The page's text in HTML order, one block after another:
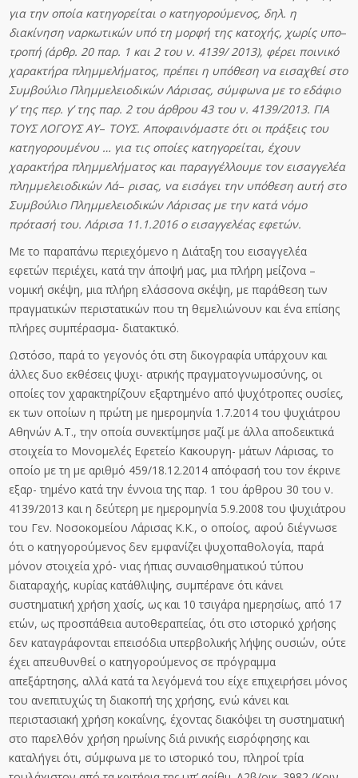
για την οποία κατηγορείται ο κατηγορούμενος, δηλ. η
διακίνηση ναρκωτικών υπό τη μορφή της κατοχής, χωρίς υπο–
τροπή (άρθρ. 20 παρ. 1 και 2 του ν. 4139/ 2013), φέρει ποινικό
χαρακτήρα πλημμελήματος, πρέπει η υπόθεση να εισαχθεί στο
Συμβούλιο Πλημμελειοδικών Λάρισας, σύμφωνα με το εδάφιο
γ’ της περ. γ’ της παρ. 2 του άρθρου 43 του ν. 4139/2013. ΓΙΑ
ΤΟΥΣ ΛΟΓΟΥΣ ΑΥ– ΤΟΥΣ. Αποφαινόμαστε ότι οι πράξεις του
κατηγορουμένου … για τις οποίες κατηγορείται, έχουν
χαρακτήρα πλημμελήματος και παραγγέλλουμε τον εισαγγελέα
πλημμελειοδικώνΛά– ρισας, να εισάγει την υπόθεση αυτή στο
Συμβούλιο Πλημμελειοδικών Λάρισας με την κατά νόμο
πρότασή του. Λάρισα 11.1.2016 ο εισαγγελέας εφετών.
Με το παραπάνω περιεχόμενο η Διάταξη του εισαγγελέα
εφετών περιέχει, κατά την άποψή μας, μια πλήρη μείζονα –
νομική σκέψη, μια πλήρη ελάσσονα σκέψη, με παράθεση των
πραγματικών περιστατικών που τη θεμελιώνουν και ένα επίσης
πλήρες συμπέρασμα- διατακτικό.
Ωστόσο, παρά το γεγονός ότι στη δικογραφία υπάρχουν και
άλλες δυο εκθέσεις ψυχι- ατρικής πραγματογνωμοσύνης, οι
οποίες τον χαρακτηρίζουν εξαρτημένο από ψυχότροπες ουσίες,
εκ των οποίων η πρώτη με ημερομηνία 1.7.2014 του ψυχιάτρου
Αθηνών Α.Τ., την οποία συνεκτίμησε μαζί με άλλα αποδεικτικά
στοιχεία το Μονομελές Εφετείο Κακουργη- μάτων Λάρισας, το
οποίο με τη με αριθμό 459/18.12.2014 απόφασή του τον έκρινε
εξαρ- τημένο κατά την έννοια της παρ. 1 του άρθρου 30 του ν.
4139/2013 και η δεύτερη με ημερομηνία 5.9.2008 του ψυχιάτρου
του Γεν. Νοσοκομείου Λάρισας Κ.Κ., ο οποίος, αφού διέγνωσε
ότι ο κατηγορούμενος δεν εμφανίζει ψυχοπαθολογία, παρά
μόνον στοιχεία χρό- νιας ήπιας συναισθηματικού τύπου
διαταραχής, κυρίας κατάθλιψης, συμπέρανε ότι κάνει
συστηματική χρήση χασίς, ως και 10 τσιγάρα ημερησίως, από 17
ετών, ως προσπάθεια αυτοθεραπείας, ότι στο ιστορικό χρήσης
δεν καταγράφονται επεισόδια υπερβολικής λήψης ουσιών, ούτε
έχει απευθυνθεί ο κατηγορούμενος σε πρόγραμμα
απεξάρτησης, αλλά κατά τα λεγόμενά του είχε επιχειρήσει μόνος
του ανεπιτυχώς τη διακοπή της χρήσης, ενώ κάνει και
περιστασιακή χρήση κοκαΐνης, έχοντας διακόψει τη συστηματική
στο παρελθόν χρήση ηρωίνης διά ρινικής εισρόφησης και
καταλήγει ότι, σύμφωνα με το ιστορικό του, πληροί τρία